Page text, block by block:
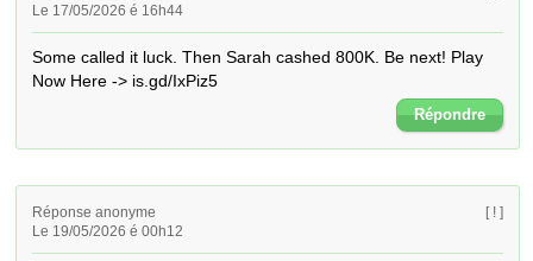
Le 17/05/2026 é 16h44
Some called it luck. Then Sarah cashed 800K. Be next! Play
Now Here -> is.gd/IxPiz5
Répondre
Réponse anonyme
Le 19/05/2026 é 00h12
[ ! ]